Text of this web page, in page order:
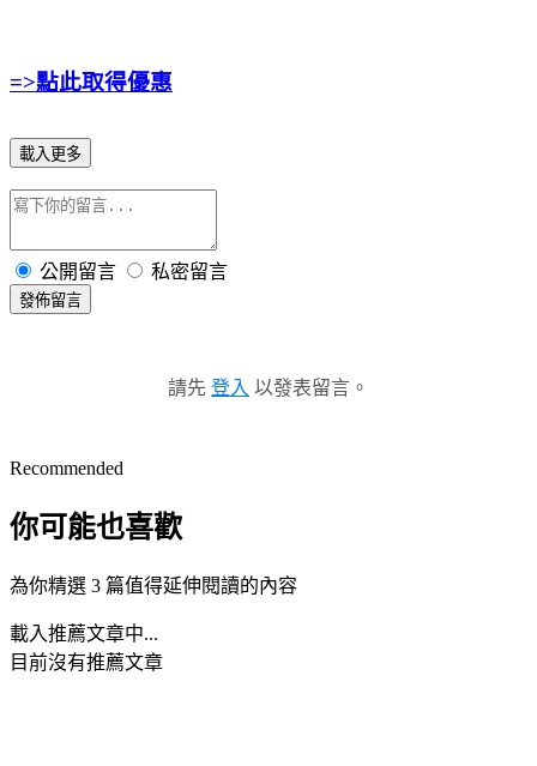
=>點此取得優惠
載入更多
公開留言 私密留言
發佈留言
請先 登入 以發表留言。
Recommended
你可能也喜歡
為你精選 3 篇值得延伸閱讀的內容
載入推薦文章中...
目前沒有推薦文章